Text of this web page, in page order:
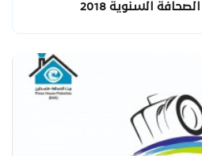
السنوية 2018